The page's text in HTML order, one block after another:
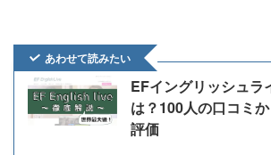
あわせて読みたい
EFイングリッシュラ
は？100人の口コミ
評価